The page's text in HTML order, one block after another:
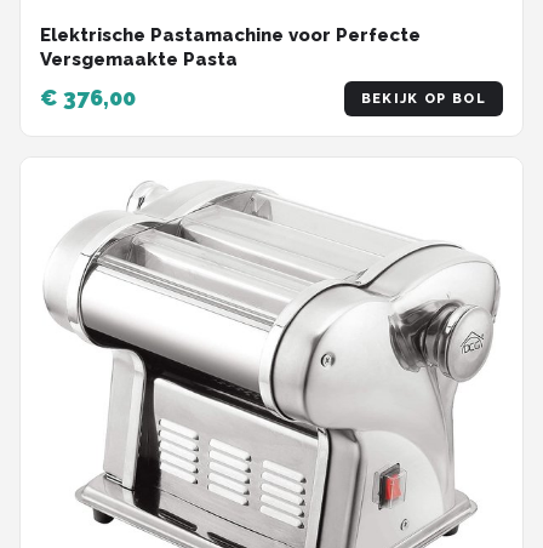
Elektrische Pastamachine voor Perfecte
Versgemaakte Pasta
€ 376,00 BEKIJK OP BOL